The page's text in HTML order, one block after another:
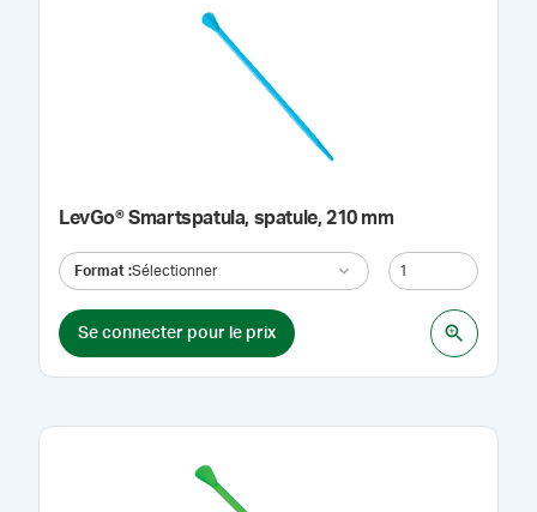
LevGo® Smartspatula, spatule, 210 mm
Format :Sélectionner
Se connecter pour le prix